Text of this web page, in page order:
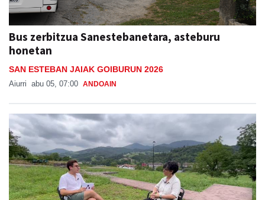
Bus zerbitzua Sanestebanetara, asteburu
honetan
SAN ESTEBAN JAIAK GOIBURUN 2026
Aiurri abu 05, 07:00 ANDOAIN